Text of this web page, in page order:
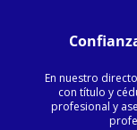
En nuestro
con título y
profesional y